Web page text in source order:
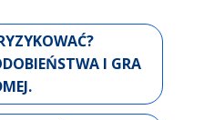
I GRA